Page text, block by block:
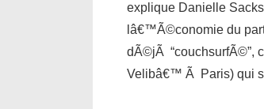
explique Danielle
lâ€™Ã©conomie du
dÃ©jÃ “couchsurfÃ©”,
Velibâ€™ Ã Paris) qui